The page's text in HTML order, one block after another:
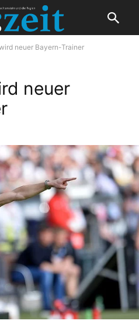
neuer Bayern-Trainer
neuer